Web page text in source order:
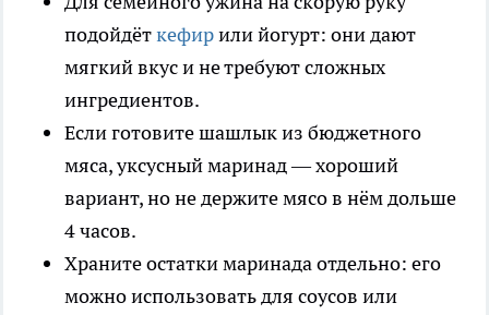
подойдёткефирили йогурт: они дают
мягкий вкус и не требуют сложных
ингредиентов.
Если готовите шашлык из бюджетного
мяса, уксусный маринад — хороший
вариант, но не держите мясо в нём дольше
4 часов.
Храните остатки маринада отдельно: его
можно использовать для соусов или